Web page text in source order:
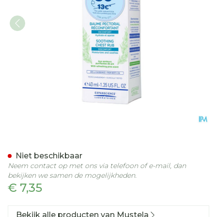
€ 7,35
Niet beschikbaar
Neem contact op met ons via telefoon of e-mail, dan
bekijken we samen de mogelijkheden.
Bekijk alle producten van Mustela